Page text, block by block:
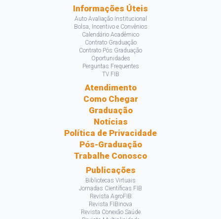
Informações Úteis
Auto Avaliação Institucional
Bolsa, Incentivo e Convênios
Calendário Acadêmico
Contrato Graduação
Contrato Pós Graduação
Oportunidades
Perguntas Frequentes
TV FIB
Atendimento
Como Chegar
Graduação
Notícias
Política de Privacidade
Pós-Graduação
Trabalhe Conosco
Publicações
Bibliotecas Virtuais
Jornadas Científicas FIB
Revista AgroFIB
Revista FIBinova
Revista Conexão Saúde